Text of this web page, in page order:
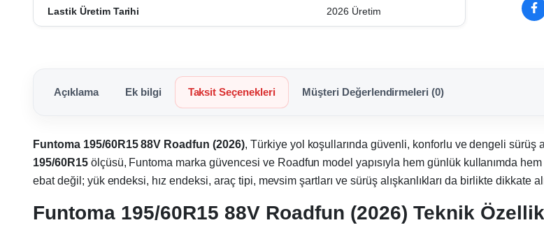
Lastik Üretim Tarihi 2026 Üretim
Açıklama Ek bilgi Taksit Seçenekleri Müşteri Değerlendirmeleri (0)
Funtoma 195/60R15 88V Roadfun (2026), Türkiye yol koşullarında güvenli, konforlu ve dengeli sürüş
195/60R15ölçüsü, Funtoma marka güvencesi ve Roadfun model yapısıyla hem günlük kullanımda
ebat değil; yük endeksi, hız endeksi, araç tipi, mevsim şartları ve sürüş alışkanlıkları da birlikte dikkate
Funtoma 195/60R15 88V Roadfun (2026) Teknik